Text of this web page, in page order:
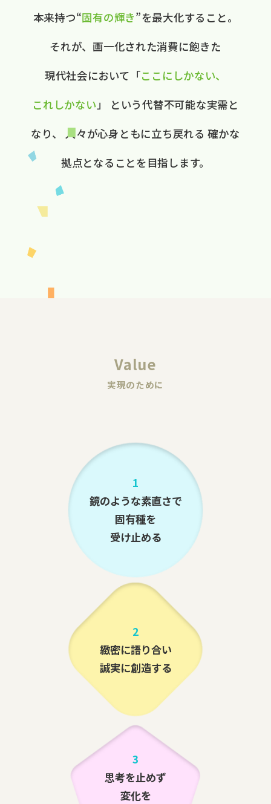
本来持つ“固有の​輝き”を​最大化する​こと。
それが、​画一化された​消費に​飽きた​
現代社会に​おいて ​「ここに​しかない、​
これしかない 」
と​いう​代替不可能な​実需と​
なり、
人々が​心身ともに​立ち戻れる 確かな​
拠点と​なる​ことを​目指します。​
Value
実現のために
1
鏡のような素直さで
固有種を
受け止める
2
緻密に語り合い
誠実に創造する
3
思考を止めず
変化を